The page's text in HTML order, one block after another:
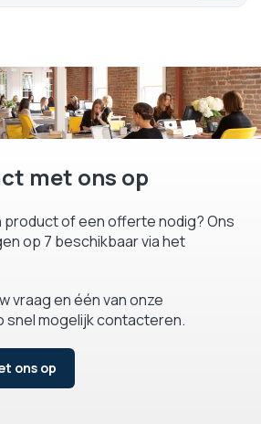
met ons op
of een offerte nodig? Ons
op 7 beschikbaar via het
vraag en één van onze
snel mogelijk contacteren.
ons op